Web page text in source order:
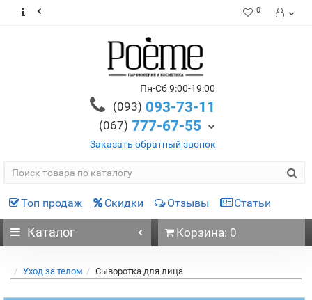
0
Пн-Сб 9:00-19:00
(093) 093-73-11
(067) 777-67-55
Заказать обратный звонок
Топ продаж Скидки Отзывы Статьи
Каталог Корзина: 0
Уход за телом Сыворотка для лица